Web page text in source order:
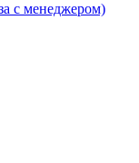
с менеджером)